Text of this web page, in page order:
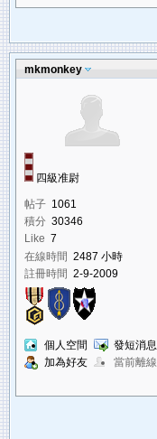
mkmonkey
四級准尉
帖子 1061
積分 30346
Like 7
在線時間 2487 小時
註冊時間 2-9-2009
個人空間
發短消息
加為好友
當前離線